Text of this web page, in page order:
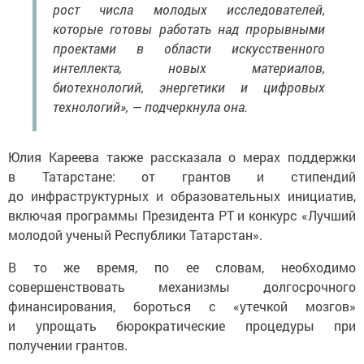
рост числа молодых исследователей,
которые готовы работать над прорывными
проектами в области искусственного
интеллекта, новых материалов,
биотехнологий, энергетики и цифровых
технологий», — подчеркнула она.
Юлия Кареева также рассказала о мерах поддержки
в Татарстане: от грантов и стипендий
до инфраструктурных и образовательных инициатив,
включая программы Президента РТ и конкурс «Лучший
молодой ученый Республики Татарстан».
В то же время, по ее словам, необходимо
совершенствовать механизмы долгосрочного
финансирования, бороться с «утечкой мозгов»
и упрощать бюрократические процедуры при
получении грантов.